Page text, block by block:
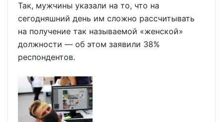
Так, мужчины указали на то, что на
сегодняшний день им сложно рассчитывать
на получение так называемой «женской»
должности — об этом заявили 38%
респондентов.